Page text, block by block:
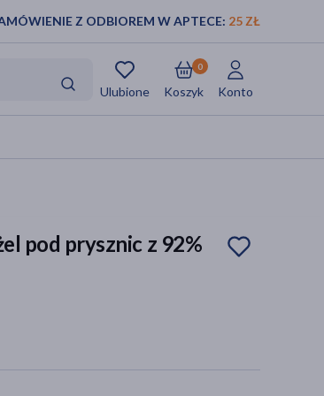
Z ODBIOREM W APTECE: 25 ZŁ
Ulubione Koszyk
0
Konto
pod prysznic z 92%